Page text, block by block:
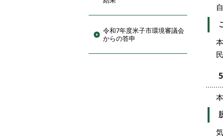
令和7年度米子市環境審議会
からの答申